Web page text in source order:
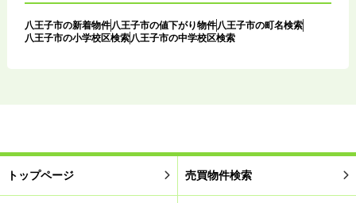
八王子市の新着物件 八王子市の値下がり物件 八王子市の町名検索
八王子市の小学校区検索 八王子市の中学校区検索
トップページ 売買物件検索